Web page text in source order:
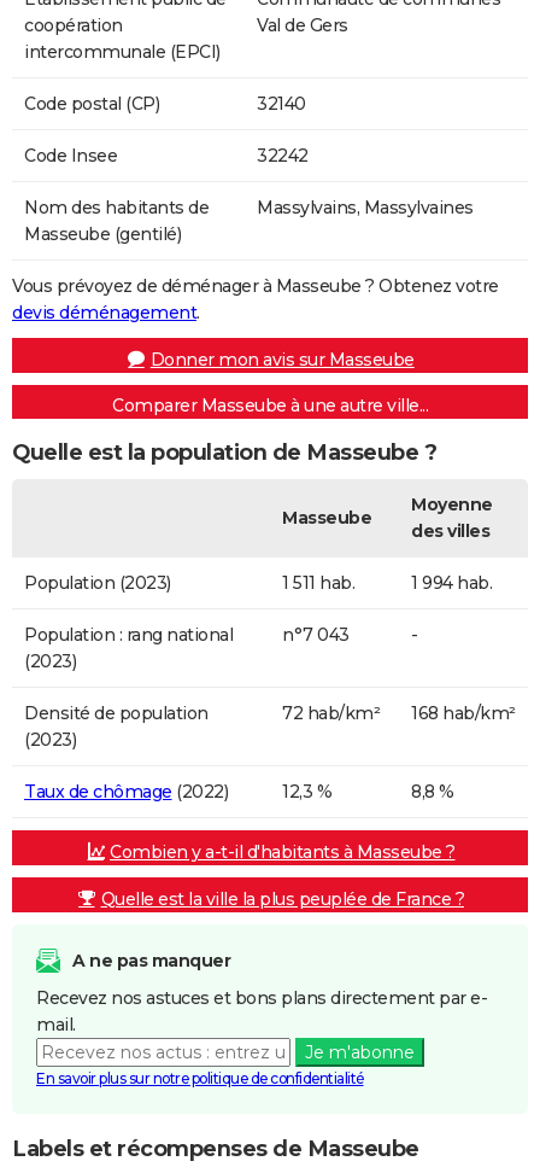
coopération
intercommunale (EPCI)
Val de Gers
Code postal (CP) 32140
Code Insee 32242
Nom des habitants de
Masseube (gentilé)
Massylvains, Massylvaines
Vous prévoyez de déménager à Masseube ? Obtenez votre
devis déménagement.
Donner mon avis sur Masseube
Comparer Masseube à une autre ville...
Quelle est la population de Masseube ?
Masseube
Moyenne
des villes
Population (2023) 1 511 hab. 1 994 hab.
Population : rang national
(2023)
n°7 043 -
Densité de population
(2023)
72 hab/km² 168 hab/km²
Taux de chômage (2022) 12,3 % 8,8 %
Combien y a-t-il d'habitants à Masseube ?
Quelle est la ville la plus peuplée de France ?
A ne pas manquer
Recevez nos astuces et bons plans directement par e-
mail.
Je m'abonne
En savoir plus sur notre politique de confidentialité
Labels et récompenses de Masseube